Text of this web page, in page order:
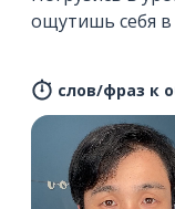
ощутишь себя
слов/фраз к